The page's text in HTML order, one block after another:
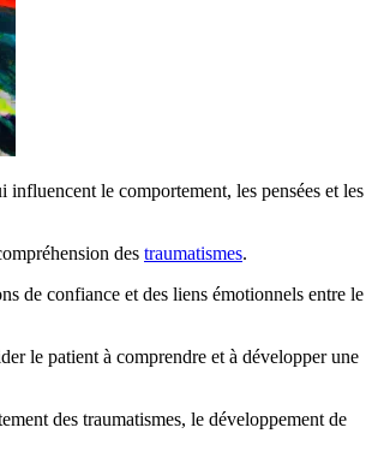
le comportement, les pensées et les
des traumatismes.
de confiance et des liens émotionnels entre le
le patient à comprendre et à développer une
des traumatismes, le développement de